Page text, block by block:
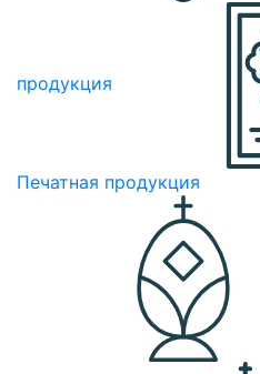
продукция
Печатная продукция